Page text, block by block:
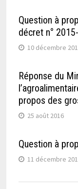
Question à
décret n°
10 décembre
Réponse du
propos des
25 août 2016
Question à
11 décembre